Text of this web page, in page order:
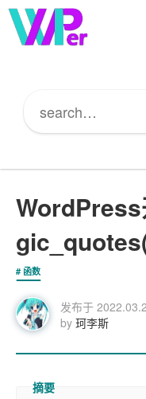
函数
发布于
by 珂李斯